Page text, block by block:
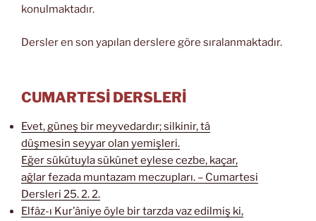
konulmaktadır.
Dersler en son yapılan derslere göre sıralanmaktadır.
CUMARTESİ DERSLERİ
Evet, güneş bir meyvedardır; silkinir, tâ
düşmesin seyyar olan yemişleri.
Eğer sükûtuyla sükûnet eylese cezbe, kaçar,
ağlar fezada muntazam meczupları. – Cumartesi
Dersleri 25. 2. 2.
Elfâz-ı Kur’âniye öyle bir tarzda vaz edilmiş ki,